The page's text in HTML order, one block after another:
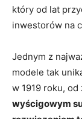
który od lat
inwestorów na
Jednym z
modele‌ tak
w ‌1919 roku,⁤ od
wyścigowym